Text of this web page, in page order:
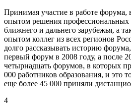
Принимая участие в работе форума,
опытом решения профессиональных
ближнего и дальнего зарубежья, а
опытом коллег из всех регионов
долго рассказывать историю
первый форум в 2008 году, а после
четырнадцать форумов, в которых
000 работников образования, и это
еще более 45 000 приняли
4